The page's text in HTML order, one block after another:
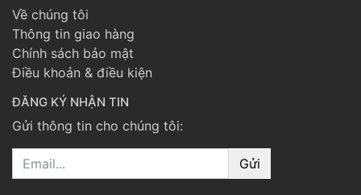
Về chúng tôi
Thông tin giao hàng
Chính sách bảo mật
Điều khoản & điều kiện
ĐĂNG KÝ NHẬN TIN
Gửi thông tin cho chúng tôi:
Email